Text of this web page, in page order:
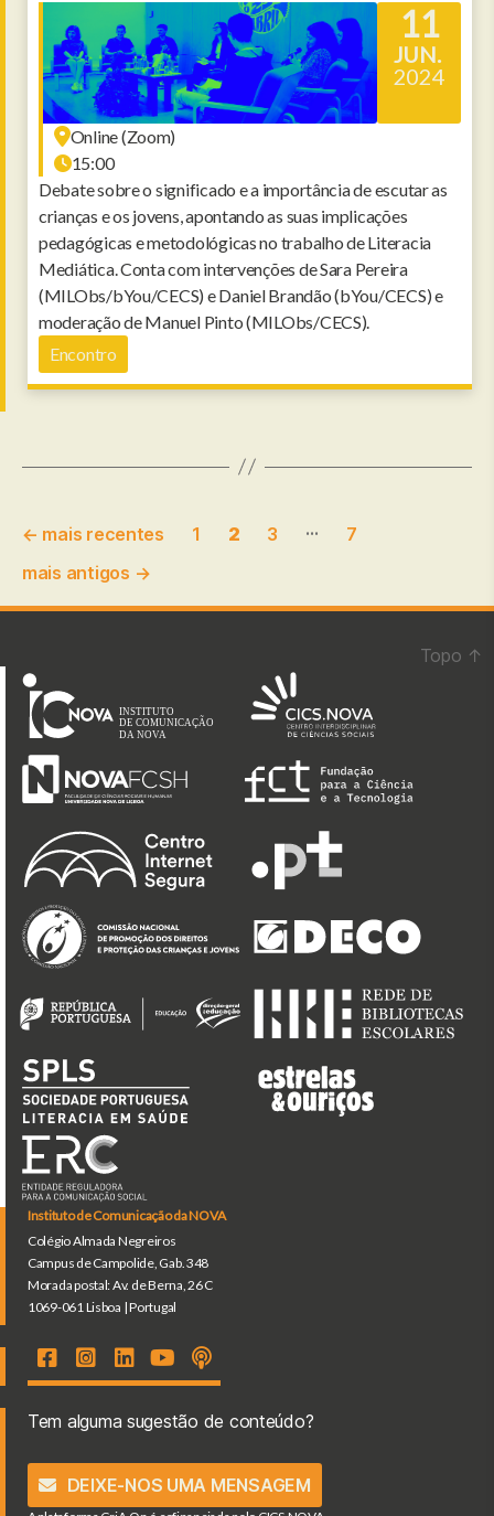
11
JUN.
2024
Online (Zoom)
15:00
Debate sobre o significado e a importância de escutar as
crianças e os jovens, apontando as suas implicações
pedagógicas e metodológicas no trabalho de Literacia
Mediática. Conta com intervenções de Sara Pereira
(MILObs/bYou/CECS) e Daniel Brandão (bYou/CECS) e
moderação de Manuel Pinto (MILObs/CECS).
Encontro
Paginação
dos
conteúdos
← mais recentes 1 2 3 …
7
mais antigos →
Topo ↑
Instituto de Comunicação da NOVA
Colégio Almada Negreiros
Campus de Campolide, Gab. 348
Morada postal: Av. de Berna, 26 C
1069-061 Lisboa | Portugal
Tem alguma sugestão de conteúdo?
DEIXE-NOS UMA MENSAGEM